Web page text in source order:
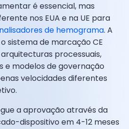
é essencial, mas
nos EUA e na UE para
de hemograma. A
sistema de marcação CE
arquitecturas processuais,
e modelos de governação
velocidades diferentes
a aprovação através da
dispositivo em 4-12 meses